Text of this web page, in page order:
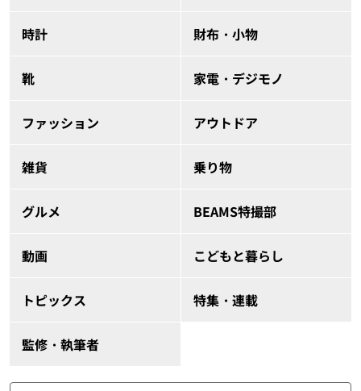
時計 財布・小物
靴 家電・デジモノ
ファッション アウトドア
雑貨 乗り物
グルメ BEAMS特撮部
動画 こどもと暮らし
トピックス 特集・連載
監修・執筆者